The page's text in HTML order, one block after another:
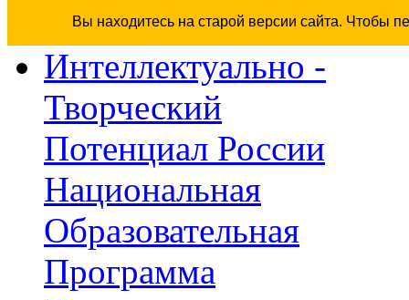
Вы находитесь на старой версии сайта. Чтобы
Интеллектуально -
Творческий
Потенциал России
Национальная
Образовательная
Программа